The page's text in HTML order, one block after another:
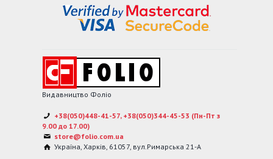
Видавництво Фоліо
+38(050)448-41-57, +38(050)344-45-53 (Пн-Пт з
9.00 до 17.00)
store@folio.com.ua
Україна, Харків, 61057, вул.Римарська 21-А